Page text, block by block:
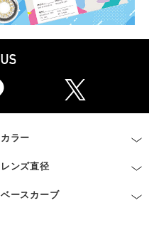
カラー
レンズ直径
ベースカーブ